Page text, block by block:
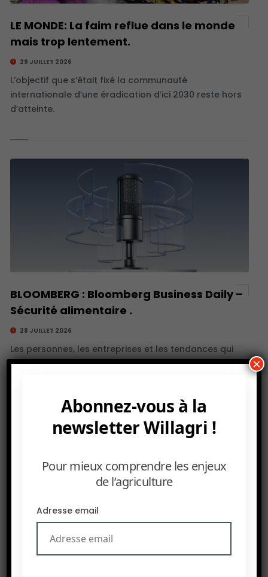
LE MONDE: La faim reflue dans le monde
mais trop lentement.
29 JUILLET 2026
L’objectif que s’était fixé la communauté
internationale d’une éradication d’ici 2030 reste hors
d’atteinte.
BLOOMBERG : Bloomberg Business Daily –
Sécurité alimentaire .
28 JUILLET 2026
Les personnes, les entreprises et les tendances qui
façonnent l’économie mondiale.Retrouvez Carol et
Abonnez-vous à la
newsletter Willagri !
Pour mieux comprendre les enjeux
de l’agriculture
Adresse email
×